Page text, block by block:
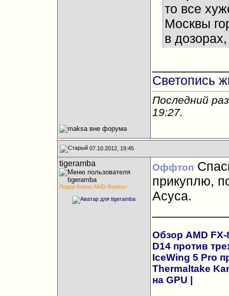
то все
Москвы
в
Светопись
Последний
19:27.
07.10.2012, 19:45
tigeramba
Лидер Клана AMD Radeon
Оффтоп
прикуплю,
Асуса.
Обзор AMD FX-
D14 против
IceWing 5 Pro
Thermaltake
на GPU